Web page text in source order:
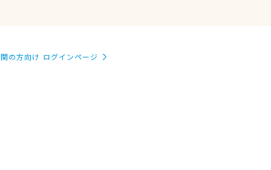
の方向け ログインページ